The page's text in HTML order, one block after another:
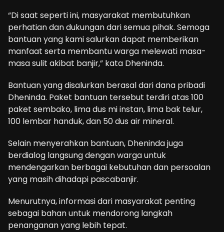
“Di saat seperti ini, masyarakat membutuhkan
perhatian dan dukungan dari semua pihak. Semoga
bantuan yang kami salurkan dapat memberikan
manfaat serta membantu warga melewati masa-
masa sulit akibat banjir,” kata Dheninda.
Bantuan yang disalurkan berasal dari dana pribadi
Dheninda. Paket bantuan tersebut terdiri atas 100
paket sembako, lima dus mi instan, lima bak telur,
100 lembar handuk, dan 50 dus air mineral.
Selain menyerahkan bantuan, Dheninda juga
berdialog langsung dengan warga untuk
mendengarkan berbagai kebutuhan dan persoalan
yang masih dihadapi pascabanjir.
Menurutnya, informasi dari masyarakat penting
sebagai bahan untuk mendorong langkah
penanganan yang lebih tepat.